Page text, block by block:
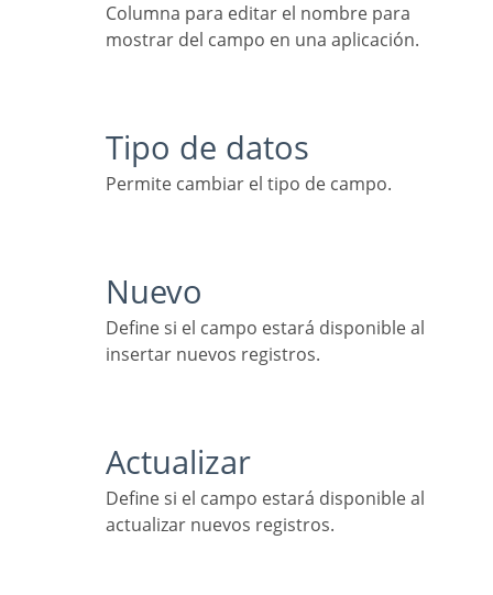
Columna para editar el nombre para
mostrar del campo en una aplicación.
Tipo de datos
Permite cambiar el tipo de campo.
Nuevo
Define si el campo estará disponible al
insertar nuevos registros.
Actualizar
Define si el campo estará disponible al
actualizar nuevos registros.